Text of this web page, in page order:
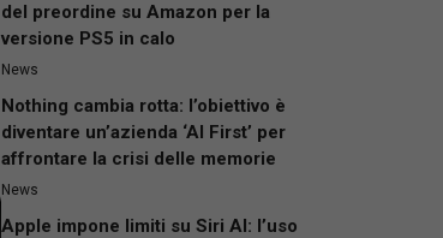
del preordine su Amazon per la
versione PS5 in calo
News
Nothing cambia rotta: l’obiettivo è
diventare un’azienda ‘AI First’ per
affrontare la crisi delle memorie
News
Apple impone limiti su Siri AI: l’uso